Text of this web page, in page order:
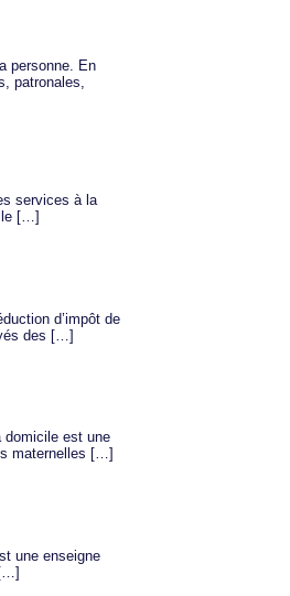
personne. En
patronales,
services à la
le […]
d’impôt de
des […]
domicile est une
maternelles […]
une enseigne
[…]